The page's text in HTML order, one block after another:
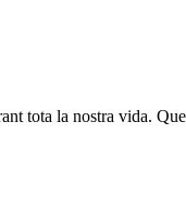
tota la nostra vida.